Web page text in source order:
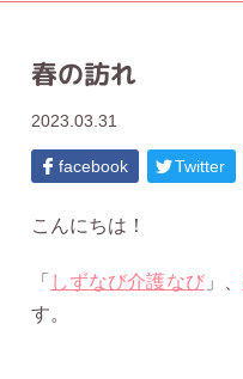
春の訪れ
2023.03.31
facebook Twitter
こんにちは！
「 しずなび介護なび」、
す。